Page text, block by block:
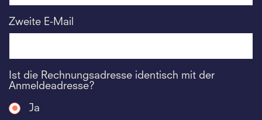
Zweite E-Mail
Ist die Rechnungsadresse identisch mit der
Anmeldeadresse?
Ja